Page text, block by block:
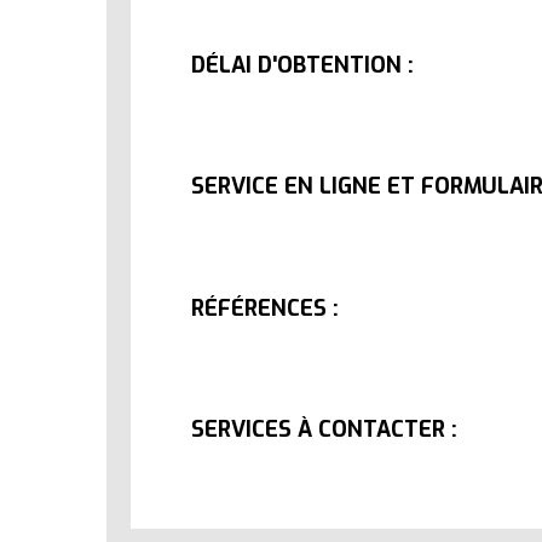
DÉLAI D'OBTENTION :
SERVICE EN LIGNE ET
RÉFÉRENCES :
SERVICES À CONTACTER :